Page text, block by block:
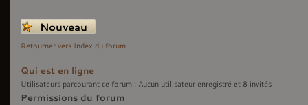
Écrire un nouveau
sujet
Retourner vers Index du forum
Qui est en ligne
Utilisateurs parcourant ce forum : Aucun utilisateur enregistré et 8 invités
Permissions du forum